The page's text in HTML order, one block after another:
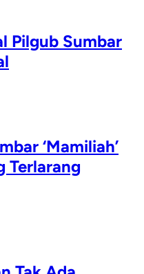
Pilgub Sumbar
‘Mamiliah’
Terlarang